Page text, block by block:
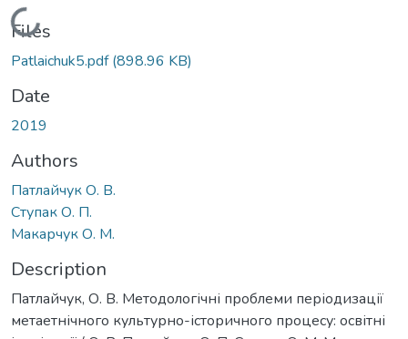
Loading...
Files
Patlaichuk5.pdf(898.96 KB)
Date
2019
Authors
Патлайчук О. В.
Ступак О. П.
Макарчук О. М.
Description
Патлайчук, О. В. Методологічні проблеми періодизації
метаетнічного культурно-історичного процесу: освітні